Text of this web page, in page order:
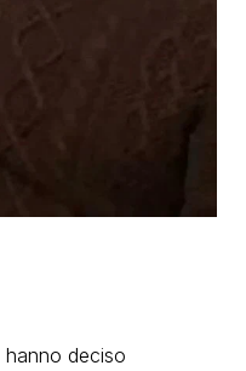
hanno deciso